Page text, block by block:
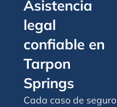
Asistencia
legal
confiable en
Tarpon
Springs
Cada caso de seguro